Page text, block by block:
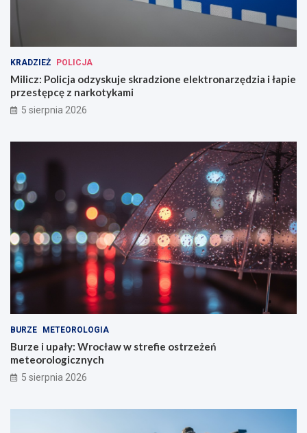
KRADZIEŻ POLICJA
Milicz: Policja odzyskuje skradzione elektronarzędzia i łapie
przestępcę z narkotykami
5 sierpnia 2026
BURZE METEOROLOGIA
Burze i upały: Wrocław w strefie ostrzeżeń
meteorologicznych
5 sierpnia 2026